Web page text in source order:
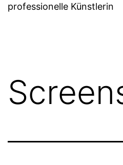
professionelle Künstlerin